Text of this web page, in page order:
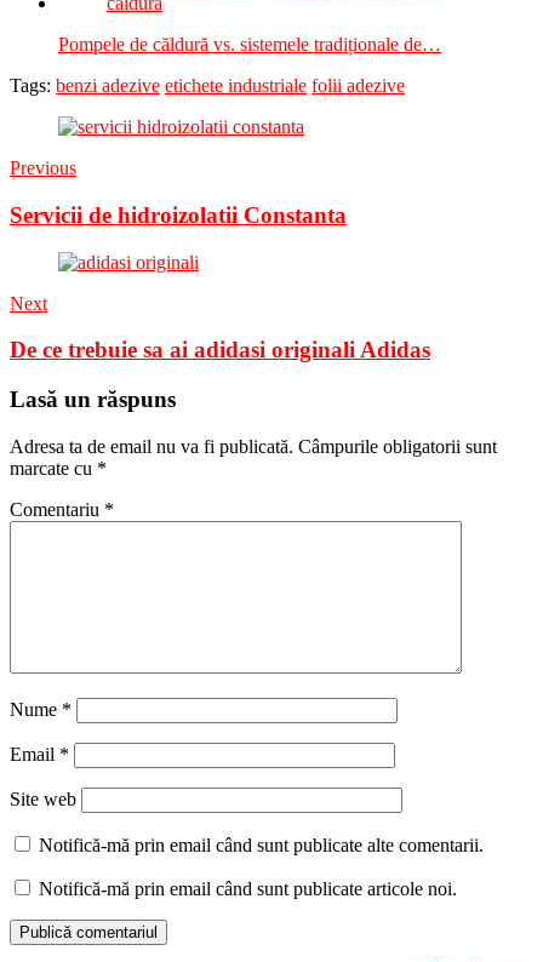
Pompele de căldură vs. sistemele tradiționale de…
Tags: benzi adezive etichete industriale folii adezive
Previous
Servicii de hidroizolatii Constanta
Next
De ce trebuie sa ai adidasi originali Adidas
Lasă un răspuns
Adresa ta de email nu va fi publicată. Câmpurile obligatorii sunt
marcate cu *
Comentariu *
Nume *
Email *
Site web
Notifică-mă prin email când sunt publicate alte comentarii.
Notifică-mă prin email când sunt publicate articole noi.